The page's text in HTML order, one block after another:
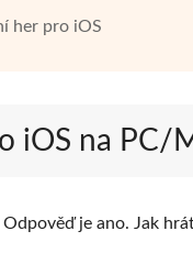
her pro iOS
iOS na PC/
je ano. Jak